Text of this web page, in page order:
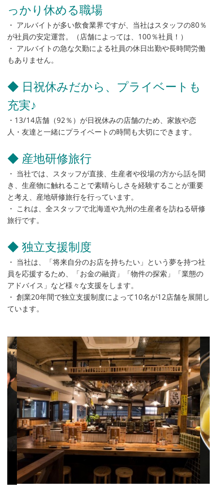
っかり休める職場
・ アルバイトが多い飲食業界ですが、当社はスタッフの80％
が社員の安定運営。（店舗によっては、100％社員！）
・ アルバイトの急な欠勤による社員の休日出勤や長時間労働
もありません。
◆ 日祝休みだから、プライベートも
充実♪
・13/14店舗（92％）が日祝休みの店舗のため、家族や恋
人・友達と一緒にプライベートの時間も大切にできます。
◆ 産地研修旅行
・ 当社では、スタッフが直接、生産者や役場の方から話を聞
き、生産物に触れることで素晴らしさを経験することが重要
と考え、産地研修旅行を行っています。
・ これは、全スタッフで北海道や九州の生産者を訪ねる研修
旅行です。
◆ 独立支援制度
・ 当社は、「将来自分のお店を持ちたい」という夢を持つ社
員を応援するため、「お金の融資」「物件の探索」「業態の
アドバイス」など様々な支援をします。
・ 創業20年間で独立支援制度によって10名が12店舗を展開し
ています。